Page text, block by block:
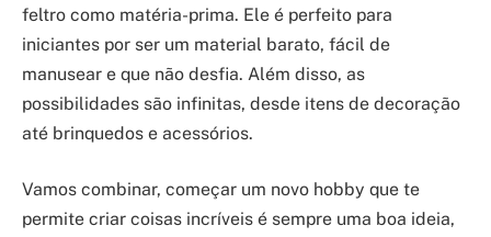
feltro como matéria-prima. Ele é perfeito para
iniciantes por ser um material barato, fácil de
manusear e que não desfia. Além disso, as
possibilidades são infinitas, desde itens de decoração
até brinquedos e acessórios.
Vamos combinar, começar um novo hobby que te
permite criar coisas incríveis é sempre uma boa ideia,